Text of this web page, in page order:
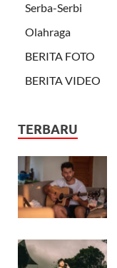
Serba-Serbi
Olahraga
BERITA FOTO
BERITA VIDEO
TERBARU